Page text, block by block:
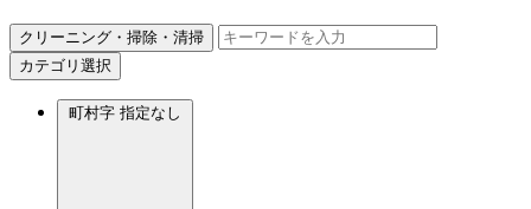
クリーニング・掃除・清掃
カテゴリ選択
町村字 指定なし